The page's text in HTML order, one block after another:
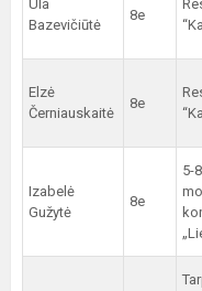
Ula
Bazevičiūtė
8e
Elzė
Černiauskaitė
8e
Izabelė
Gužytė
8e
5-